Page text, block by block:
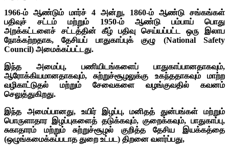
1966-ம் ஆண்டும் மார்ச் 4 அன்று, 1860-ம் ஆண்டு சங்கங்கள்
பதிவுச் சட்டம் மற்றும் 1950-ம் ஆண்டு பம்பாய் பொது
அறக்கட்டளைச் சட்டத்தின் கீழ் பதிவு செய்யப்பட்ட ஒரு இலாப
நோக்கற்றதாக, தேசியப் பாதுகாப்புக் குழு (National Safety
Council) அமைக்கப்பட்டது.
இந்த அமைப்பு, பணியிடங்களைப் பாதுகாப்பானதாகவும்,
ஆரோக்கியமானதாகவும், சுற்றுச்சூழலுக்கு உகந்ததாகவும் மாற்ற
வழிகாட்டுதல் மற்றும் சேவைகளை வழங்குவதில் கவனம்
செலுத்துகிறது.
இந்த அமைப்பானது, உயிர் இழப்பு, மனிதத் துன்பங்கள் மற்றும்
பொருளாதார இழப்புகளைத் தடுக்கவும், குறைக்கவும், பாதுகாப்பு,
சுகாதாரம் மற்றும் சுற்றுச்சூழல் குறித்த தேசிய இயக்கத்தை
(ஒழுங்கமைக்கப்படாத துறை உட்பட) திறனை வளர்ப்பது,